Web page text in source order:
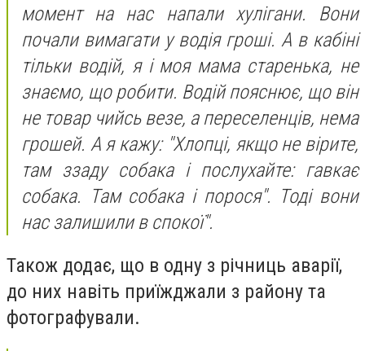
момент на нас напали хулігани. Вони
почали вимагати у водія гроші. А в кабіні
тільки водій, я і моя мама старенька, не
знаємо, що робити. Водій пояснює, що він
не товар чийсь везе, а переселенців, нема
грошей. А я кажу: "Хлопці, якщо не вірите,
там ззаду собака і послухайте: гавкає
собака. Там собака і порося". Тоді вони
нас залишили в спокої".
Також додає, що в одну з річниць аварії,
до них навіть приїжджали з району та
фотографували.